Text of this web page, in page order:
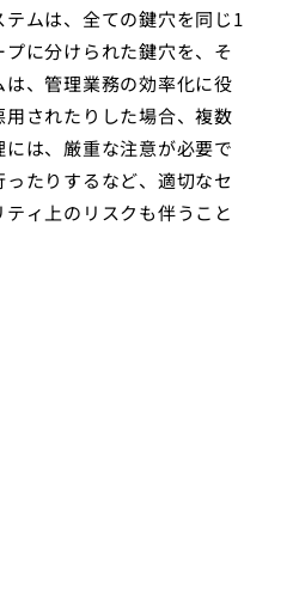
ムは、全ての鍵穴を同じ1
に分けられた鍵穴を、そ
、管理業務の効率化に役
されたりした場合、複数
は、厳重な注意が必要で
たりするなど、適切なセ
ィ上のリスクも伴うこと